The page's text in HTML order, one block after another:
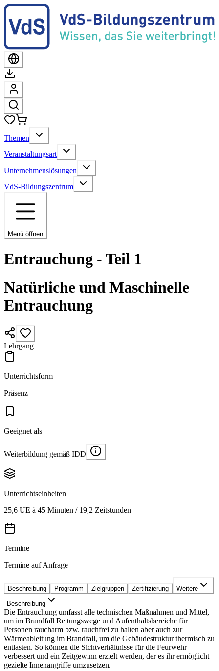
Themen
Veranstaltungsart
Unternehmenslösungen
VdS-Bildungszentrum
Menü öffnen
Entrauchung - Teil 1
Natürliche und Maschinelle
Entrauchung
Lehrgang
Unterrichtsform
Präsenz
Geeignet als
Weiterbildung gemäß IDD
Unterrichtseinheiten
25,6 UE à 45 Minuten / 19,2 Zeitstunden
Termine
Termine auf Anfrage
Beschreibung Programm Zielgruppen Zertifizierung Weitere
Beschreibung
Die Entrauchung umfasst alle technischen Maßnahmen und Mittel,
um im Brandfall Rettungswege und Aufenthaltsbereiche für
Personen raucharm bzw. rauchfrei zu halten aber auch zur
Wärmeableitung im Brandfall, um die Gebäudestruktur thermisch zu
entlasten. So können die Sichtverhältnisse für die Feurwehr
verbessert und ein Zeitgewinn erzielt werden, der es ihr ermöglicht
gezielte Innenangriffe umzusetzen.